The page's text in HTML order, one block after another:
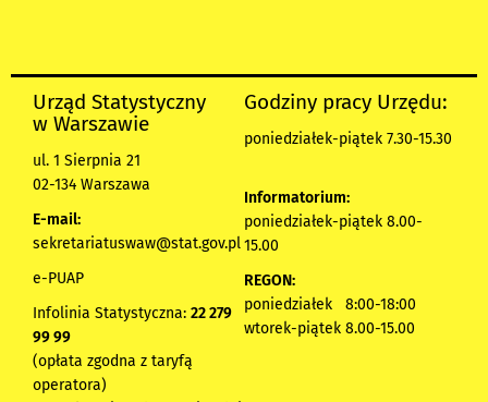
Urząd Statystyczny
w Warszawie
ul. 1 Sierpnia 21
02-134 Warszawa
E-mail:
sekretariatuswaw@stat.gov.pl
e-PUAP
Infolinia Statystyczna: 22 279
99 99
(opłata zgodna z taryfą
operatora)
Godziny pracy Urzędu:
poniedziałek-piątek 7.30-15.30
Informatorium:
poniedziałek-piątek 8.00-
15.00
REGON:
poniedziałek 8:00-18:00
wtorek-piątek 8.00-15.00